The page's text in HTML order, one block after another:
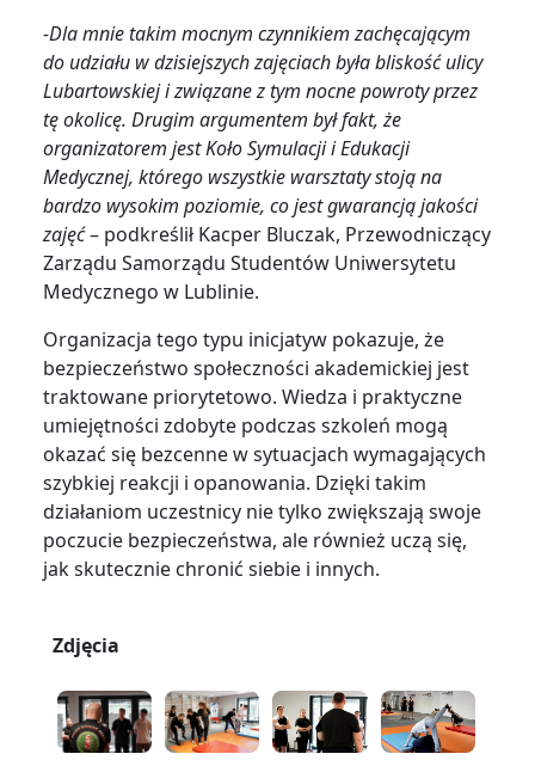
-Dla mnie takim mocnym czynnikiem zachęcającym
do udziału w dzisiejszych zajęciach była bliskość ulicy
Lubartowskiej i związane z tym nocne powroty przez
tę okolicę. Drugim argumentem był fakt, że
organizatorem jest Koło Symulacji i Edukacji
Medycznej, którego wszystkie warsztaty stoją na
bardzo wysokim poziomie, co jest gwarancją jakości
zajęć– podkreślił Kacper Bluczak, Przewodniczący
Zarządu Samorządu Studentów Uniwersytetu
Medycznego w Lublinie.
Organizacja tego typu inicjatyw pokazuje, że
bezpieczeństwo społeczności akademickiej jest
traktowane priorytetowo. Wiedza i praktyczne
umiejętności zdobyte podczas szkoleń mogą
okazać się bezcenne w sytuacjach wymagających
szybkiej reakcji i opanowania. Dzięki takim
działaniom uczestnicy nie tylko zwiększają swoje
poczucie bezpieczeństwa, ale również uczą się,
jak skutecznie chronić siebie i innych.
Zdjęcia